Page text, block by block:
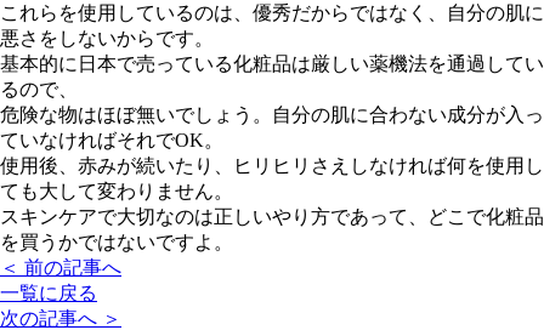
これらを使用しているのは、優秀だからではなく、自分の肌に
悪さをしないからです。
基本的に日本で売っている化粧品は厳しい薬機法を通過してい
るので、
危険な物はほぼ無いでしょう。自分の肌に合わない成分が入っ
ていなければそれでOK。
使用後、赤みが続いたり、ヒリヒリさえしなければ何を使用し
ても大して変わりません。
スキンケアで大切なのは正しいやり方であって、どこで化粧品
を買うかではないですよ。
＜ 前の記事へ
一覧に戻る
次の記事へ ＞